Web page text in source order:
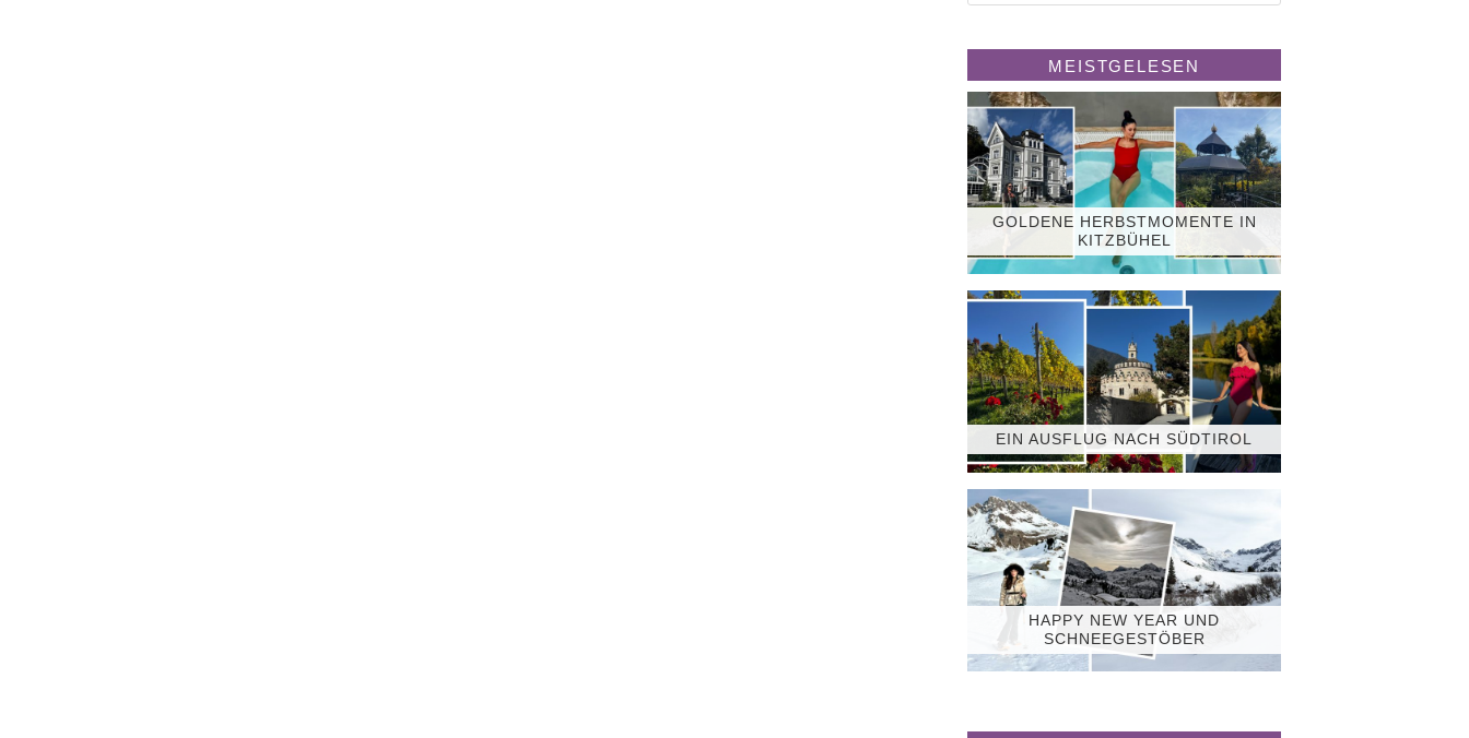
MEISTGELESEN
GOLDENE HERBSTMOMENTE IN
KITZBÜHEL
EIN AUSFLUG NACH SÜDTIROL
HAPPY NEW YEAR UND
SCHNEEGESTÖBER